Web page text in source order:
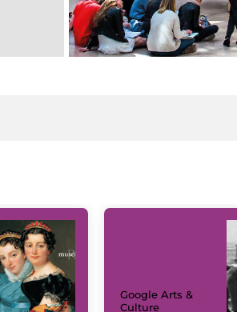
Google Arts &
Culture